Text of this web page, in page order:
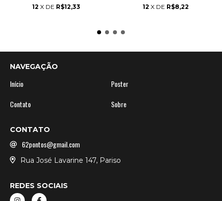
12 X DE R$12,33 12 X DE R$8,22
NAVEGAÇÃO
Início
Poster
Contato
Sobre
CONTATO
62pontos@gmail.com
Rua José Lavarine 147, Pariso
REDES SOCIAIS